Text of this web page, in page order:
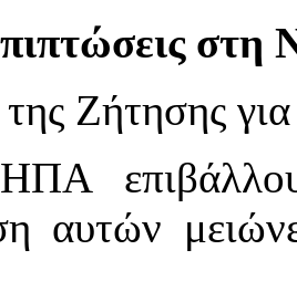
στη
Ζήτησης
αυτών